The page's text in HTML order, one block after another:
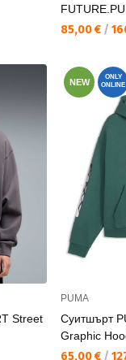
Текуща
85,00 € /
Street
NEW
ONLY
ONLINE
PUMA
Суитшърт
Graphic
Текуща
65,00 € /